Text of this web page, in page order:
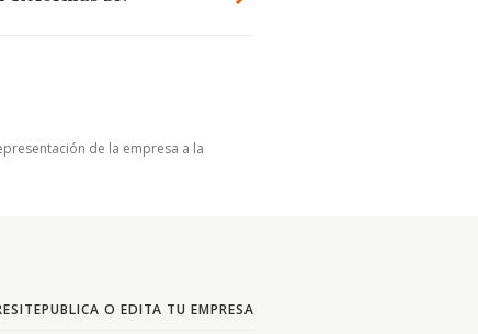
de la empresa a la
PUBLICA O EDITA TU EMPRESA